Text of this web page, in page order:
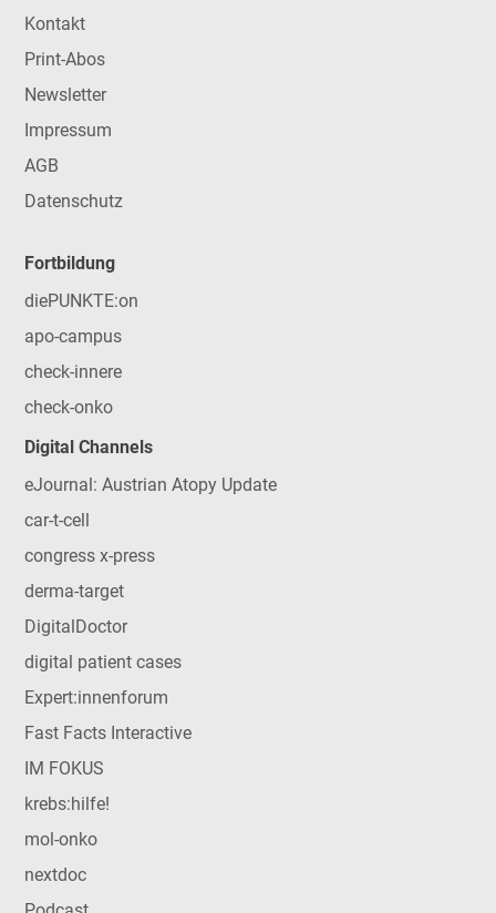
Kontakt
Print-Abos
Newsletter
Impressum
AGB
Datenschutz
Fortbildung
diePUNKTE:on
apo-campus
check-innere
check-onko
Digital Channels
eJournal: Austrian Atopy Update
car-t-cell
congress x-press
derma-target
DigitalDoctor
digital patient cases
Expert:innenforum
Fast Facts Interactive
IM FOKUS
krebs:hilfe!
mol-onko
nextdoc